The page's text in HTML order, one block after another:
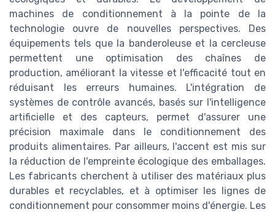
machines de conditionnement à la pointe de la
technologie ouvre de nouvelles perspectives. Des
équipements tels que la banderoleuse et la cercleuse
permettent une optimisation des chaînes de
production, améliorant la vitesse et l'efficacité tout en
réduisant les erreurs humaines. L'intégration de
systèmes de contrôle avancés, basés sur l'intelligence
artificielle et des capteurs, permet d'assurer une
précision maximale dans le conditionnement des
produits alimentaires. Par ailleurs, l'accent est mis sur
la réduction de l'empreinte écologique des emballages.
Les fabricants cherchent à utiliser des matériaux plus
durables et recyclables, et à optimiser les lignes de
conditionnement pour consommer moins d'énergie. Les